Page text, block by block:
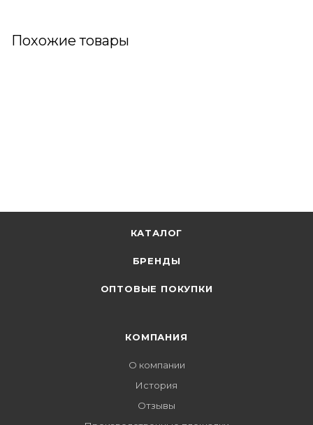
Похожие товары
КАТАЛОГ
БРЕНДЫ
ОПТОВЫЕ ПОКУПКИ
КОМПАНИЯ
О компании
История
Отзывы